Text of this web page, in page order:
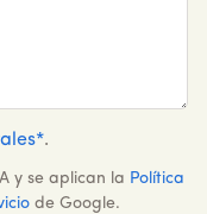
.
y se aplican la Política
de Google.